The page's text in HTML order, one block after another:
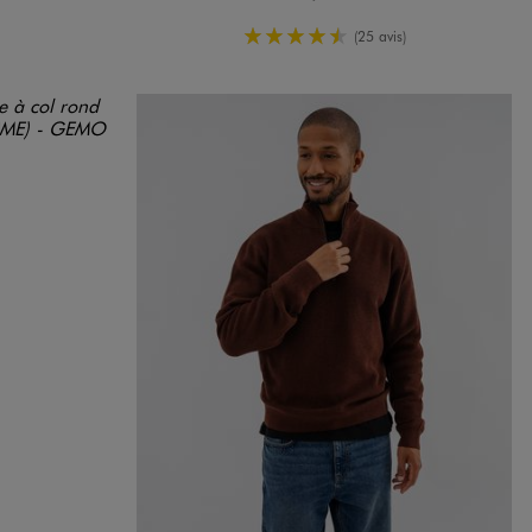
4.5/5 de moyenne
(25 avis)